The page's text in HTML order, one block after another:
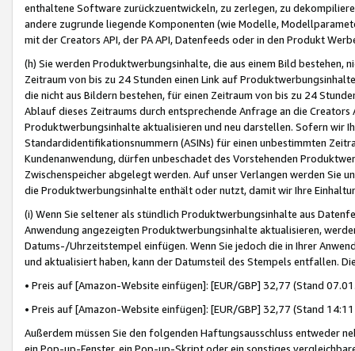
enthaltene Software zurückzuentwickeln, zu zerlegen, zu
andere zugrunde liegende Komponenten (wie Modelle,
mit der Creators API, der PA API, Datenfeeds oder in den Produkt
(h) Sie werden Produktwerbungsinhalte, die aus einem Bild bestehen,
Zeitraum von bis zu 24 Stunden einen Link auf
die nicht aus Bildern bestehen, für einen Zeitraum von bis zu 24
Ablauf dieses Zeitraums durch entsprechende Anfrage an die
Produktwerbungsinhalte aktualisieren und neu darstellen. Sofern wir
Standardidentifikationsnummern (ASINs) für einen unbestimmten
Kundenanwendung, dürfen unbeschadet des Vorstehenden
Zwischenspeicher abgelegt werden. Auf unser Verlangen werden Sie
die Produktwerbungsinhalte enthält oder nutzt, damit wir Ihre
(i) Wenn Sie seltener als stündlich Produktwerbungsinhalte aus
Anwendung angezeigten Produktwerbungsinhalte aktualisieren,
Datums-/Uhrzeitstempel einfügen. Wenn Sie jedoch die in Ihrer
und aktualisiert haben, kann der Datumsteil des Stempels entfallen.
• Preis auf [Amazon-Website einfügen]: [EUR/GBP] 32,77 (Stand
• Preis auf [Amazon-Website einfügen]: [EUR/GBP] 32,77 (Stand
Außerdem müssen Sie den folgenden Haftungsausschluss entweder
ein Pop-up-Fenster, ein Pop-up-Skript oder ein sonstiges